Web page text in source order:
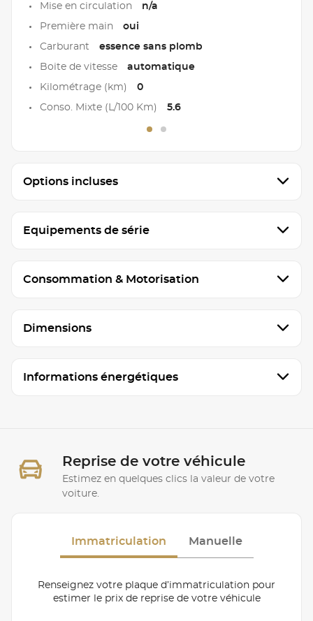
Mise en circulation n/a
Première main oui
Carburant essence sans plomb
Boite de vitesse automatique
Kilométrage (km) 0
Conso. Mixte (L/100 Km) 5.6
Options incluses
Equipements de série
Consommation & Motorisation
Dimensions
Informations énergétiques
Reprise de votre véhicule
Estimez en quelques clics la valeur de votre
voiture.
Immatriculation Manuelle
Renseignez votre plaque d’immatriculation pour
estimer le prix de reprise de votre véhicule